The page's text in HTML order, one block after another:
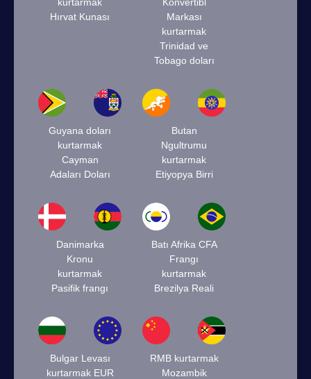
Hırvat Kunası
Markası
kurtarmak
Trinidad ve
Tobago doları
Guyana doları
kurtarmak
Cayman
Adaları Doları
Butan
Ngultrumu
kurtarmak
Etiyopya Birri
Danimarka
Kronu
kurtarmak
Pasifik frangı
Batı Afrika CFA
Frangı
kurtarmak
Brezilya Reali
Bulgar Levası
kurtarmak EUR
RMB kurtarmak
Mozambik